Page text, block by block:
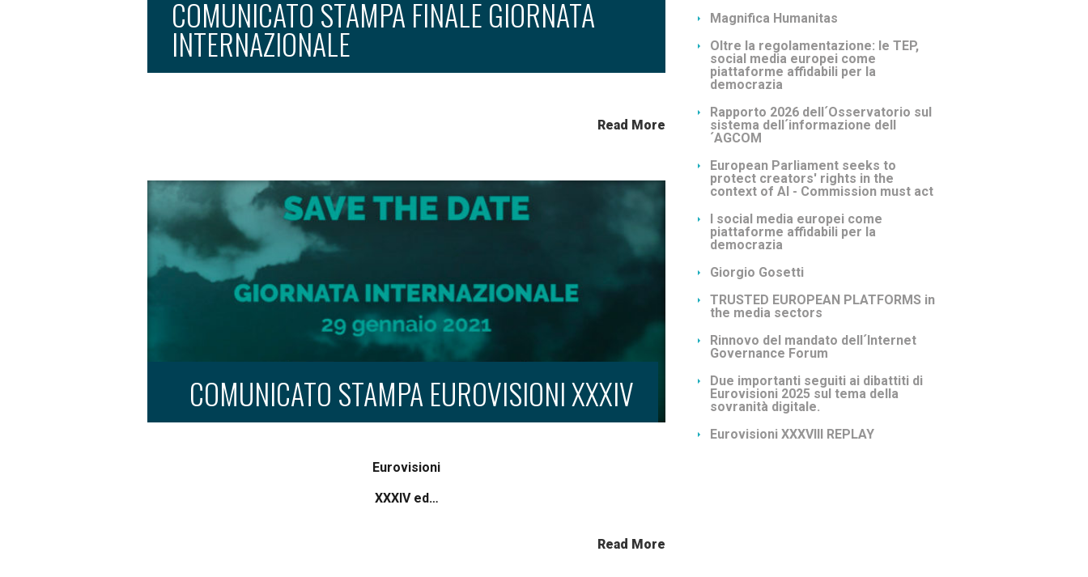
COMUNICATO STAMPA FINALE GIORNATA
INTERNAZIONALE
Read More
COMUNICATO STAMPA EUROVISIONI XXXIV
Eurovisioni
XXXIV ed…
Read More
Magnifica Humanitas
Oltre la regolamentazione: le TEP,
social media europei come
piattaforme affidabili per la
democrazia
Rapporto 2026 dell´Osservatorio sul
sistema dell´informazione dell
´AGCOM
European Parliament seeks to
protect creators' rights in the
context of Al - Commission must act
I social media europei come
piattaforme affidabili per la
democrazia
Giorgio Gosetti
TRUSTED EUROPEAN PLATFORMS in
the media sectors
Rinnovo del mandato dell´Internet
Governance Forum
Due importanti seguiti ai dibattiti di
Eurovisioni 2025 sul tema della
sovranità digitale.
Eurovisioni XXXVIII REPLAY